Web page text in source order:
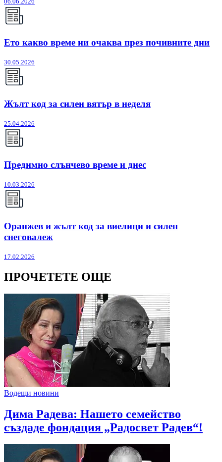
Ето какво време ни очаква през почивните дни
30.05.2026
Жълт код за силен вятър в неделя
25.04.2026
Предимно слънчево време и днес
10.03.2026
Оранжев и жълт код за виелици и силен
снеговалеж
17.02.2026
ПРОЧЕТЕТЕ ОЩЕ
Водещи новини
Дима Радева: Нашето семейство
създаде фондация „Радосвет Радев“!